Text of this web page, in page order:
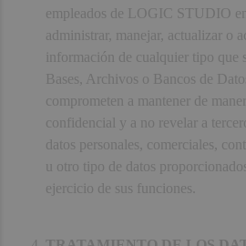
empleados de LOGIC STUDIO
administrar, manejar, actualizar o
información de cualquier tipo que
Bases, Archivos o Bancos de
comprometen a mantener de
confidencial y a no revelar a
datos personales, comerciales,
u otro tipo de datos
ejercicio de sus funciones.